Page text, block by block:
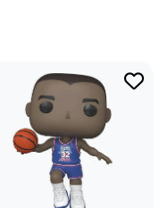
Бюро
в чем бы то